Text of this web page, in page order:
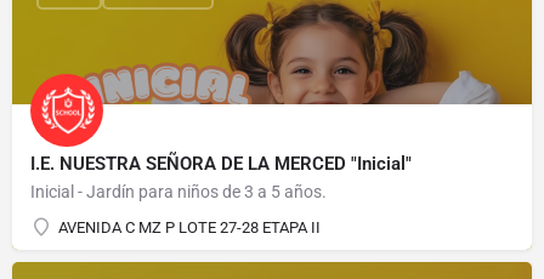
I.E. NUESTRA SEÑORA DE LA MERCED "Inicial"
Inicial - Jardín para niños de 3 a 5 años.
AVENIDA C MZ P LOTE 27-28 ETAPA II